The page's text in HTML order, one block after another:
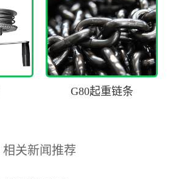
G80起重链条
相关新闻推荐